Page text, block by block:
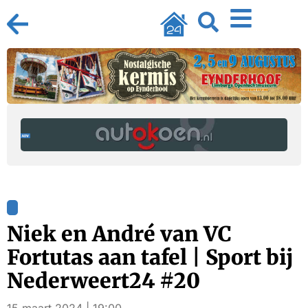
Niek en André van VC
Fortutas aan tafel | Sport bij
Nederweert24 #20